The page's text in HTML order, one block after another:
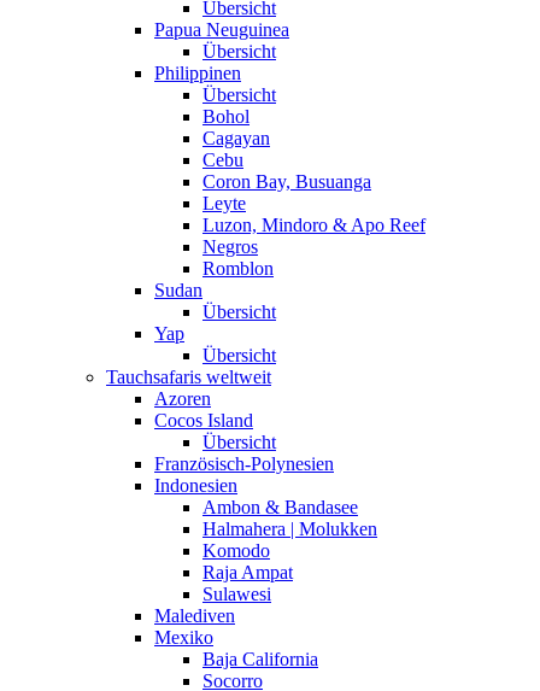
Übersicht
Papua Neuguinea
Übersicht
Philippinen
Übersicht
Bohol
Cagayan
Cebu
Coron Bay, Busuanga
Leyte
Luzon, Mindoro & Apo Reef
Negros
Romblon
Sudan
Übersicht
Yap
Übersicht
Tauchsafaris weltweit
Azoren
Cocos Island
Übersicht
Französisch-Polynesien
Indonesien
Ambon & Bandasee
Halmahera | Molukken
Komodo
Raja Ampat
Sulawesi
Malediven
Mexiko
Baja California
Socorro